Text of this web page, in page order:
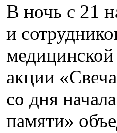
В ночь с 21
и
акции
со дня
памяти»